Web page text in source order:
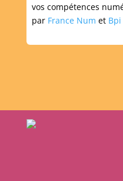
vos compétences
par France Num et